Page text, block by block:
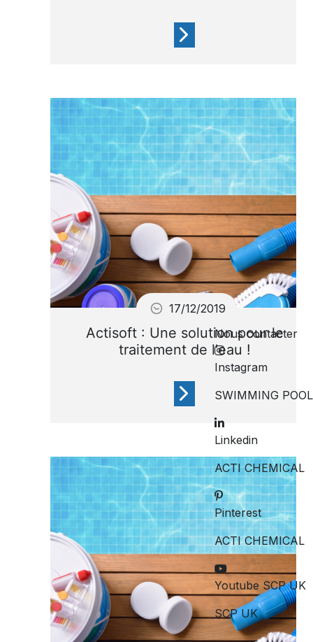
Pour le confort, la santé des
utilisateurs et la pérennité
des équipements, l’entretien
d’un spa est indispensable.
Actisoft : Une solution pour le
traitement de l'eau !
Acti Chemical a créé cette
application simple pour
maintenir votre piscine prête
à nager
17/12/2019
Nous contacter
Instagram
SWIMMING POOL
Linkedin
ACTI CHEMICAL
Pinterest
ACTI CHEMICAL
Youtube SCP UK
SCP UK